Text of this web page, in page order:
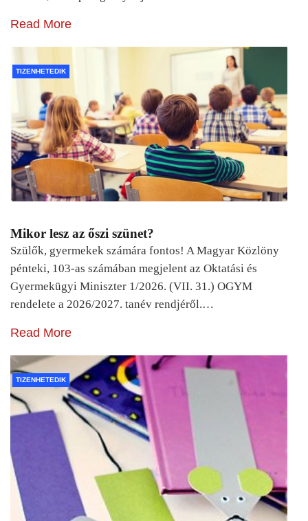
Read More
TIZENHETEDIK
Mikor lesz az őszi szünet?
Szülők, gyermekek számára fontos! A Magyar Közlöny
pénteki, 103-as számában megjelent az Oktatási és
Gyermekügyi Miniszter 1/2026. (VII. 31.) OGYM
rendelete a 2026/2027. tanév rendjéről.…
Read More
TIZENHETEDIK